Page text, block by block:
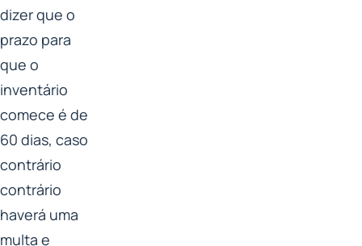
dizer que o
prazo para
que o
inventário
comece é de
60 dias, caso
contrário
contrário
haverá uma
multa e